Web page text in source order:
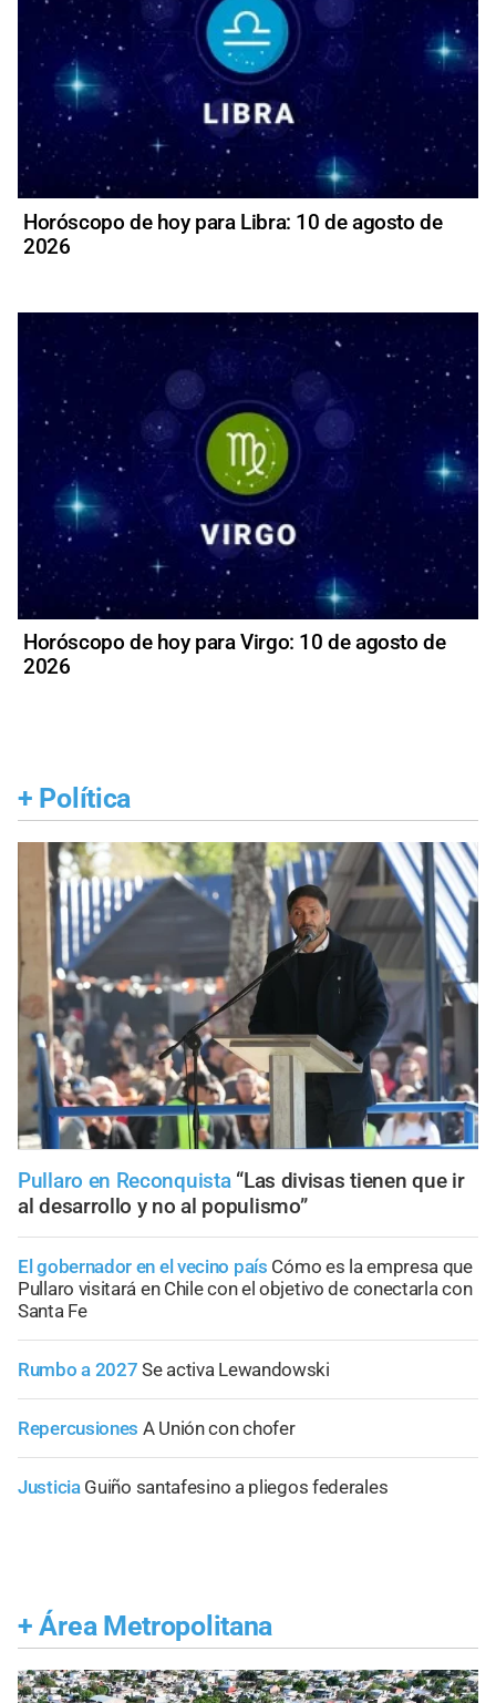
Horóscopo de hoy para Libra: 10 de agosto de
2026
Horóscopo de hoy para Virgo: 10 de agosto de
2026
+ Política
Pullaro en Reconquista “Las divisas tienen que ir
al desarrollo y no al populismo”
El gobernador en el vecino país Cómo es la empresa que
Pullaro visitará en Chile con el objetivo de conectarla con
Santa Fe
Rumbo a 2027 Se activa Lewandowski
Repercusiones A Unión con chofer
Justicia Guiño santafesino a pliegos federales
+ Área Metropolitana